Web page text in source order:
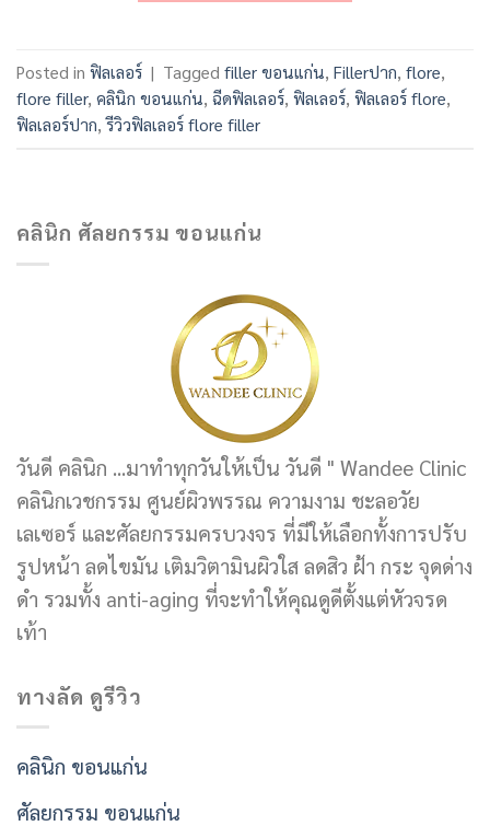
Posted in ฟิลเลอร์ | Tagged filler ขอนแก่น, Fillerปาก, flore,
flore filler, คลินิก ขอนแก่น, ฉีดฟิลเลอร์, ฟิลเลอร์, ฟิลเลอร์ flore,
ฟิลเลอร์ปาก,รีวิวฟิลเลอร์ flore filler
คลินิก ศัลยกรรม ขอนแก่น
วันดี คลินิก ...มาทำทุกวันให้เป็น วันดี " Wandee Clinic
คลินิกเวชกรรม ศูนย์ผิวพรรณ ความงาม ชะลอวัย
เลเซอร์ และศัลยกรรมครบวงจร ที่มีให้เลือกทั้งการปรับ
รูปหน้า ลดไขมัน เติมวิตามินผิวใส ลดสิว ฝ้า กระ จุดด่าง
ดำ รวมทั้ง anti-aging ที่จะทำให้คุณดูดีตั้งแต่หัวจรด
เท้า
ทางลัด ดูรีวิว
คลินิก ขอนแก่น
ศัลยกรรม ขอนแก่น